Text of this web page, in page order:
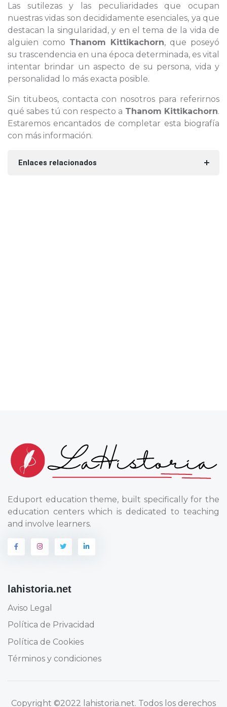
Las sutilezas y las peculiaridades que ocupan
nuestras vidas son decididamente esenciales, ya que
destacan la singularidad, y en el tema de la vida de
alguien como Thanom Kittikachorn, que poseyó
su trascendencia en una época determinada, es vital
intentar brindar un aspecto de su persona, vida y
personalidad lo más exacta posible.
Sin titubeos, contacta con nosotros para referirnos
qué sabes tú con respecto a Thanom Kittikachorn.
Estaremos encantados de completar esta biografía
con más información.
Enlaces relacionados
Eduport education theme, built specifically for the
education centers which is dedicated to teaching
and involve learners.
lahistoria.net
Aviso Legal
Política de Privacidad
Política de Cookies
Términos y condiciones
Copyright ©2022 lahistoria.net. Todos los derechos